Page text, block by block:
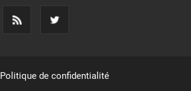
Politique de confidentialité